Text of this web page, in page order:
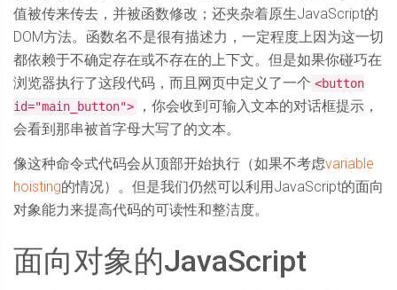
值被传来传去，并被函数修改；还夹杂着原生JavaScript的
DOM方法。函数名不是很有描述力，一定程度上因为这一切
都依赖于不确定存在或不存在的上下文。但是如果你碰巧在
浏览器执行了这段代码，而且网页中定义了一个 <button
id="main_button">
，你会收到可输入文本的对话框提示，
会看到那串被首字母大写了的文本。
像这种命令式代码会从顶部开始执行（如果不考虑variable
hoisting的情况）。但是我们仍然可以利用JavaScript的面向
对象能力来提高代码的可读性和整洁度。
面向对象的JavaScript